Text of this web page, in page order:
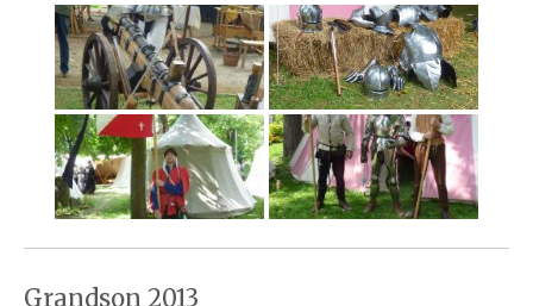
Grandson 2013